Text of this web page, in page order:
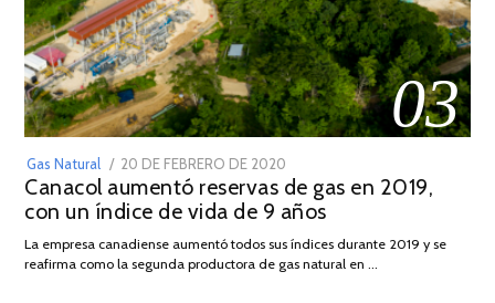
03
Gas Natural
POSTED
ON
20 DE FEBRERO DE 2020
DE
JULIO
2025
Canacol aumentó reservas de gas en 2019,
con un índice de vida de 9 años
La empresa canadiense aumentó todos sus índices durante 2019 y se
reafirma como la segunda productora de gas natural en …